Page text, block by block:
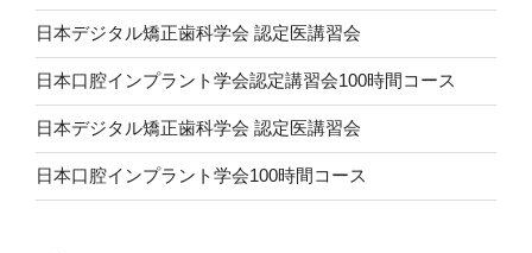
日本デジタル矯正歯科学会 認定医講習会
日本口腔インプラント学会認定講習会100時間コース
日本デジタル矯正歯科学会 認定医講習会
日本口腔インプラント学会100時間コース